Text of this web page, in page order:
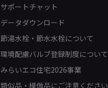
サポートチャット
データダウンロード
節湯水栓・節水水栓について
環境配慮バルブ登録制度について
みらいエコ住宅2026事業
類似品・模倣品にご注意ください